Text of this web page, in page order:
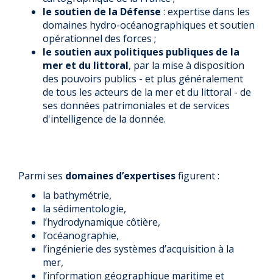
le soutien de la Défense : expertise dans les
domaines hydro-océanographiques et soutien
opérationnel des forces ;
le soutien aux politiques publiques de la
mer et du littoral, par la mise à disposition
des pouvoirs publics - et plus généralement
de tous les acteurs de la mer et du littoral - de
ses données patrimoniales et de services
d'intelligence de la donnée.
Parmi ses domaines d’expertisesfigurent :
la bathymétrie,
la sédimentologie,
l’hydrodynamique côtière,
l’océanographie,
l’ingénierie des systèmes d’acquisition à la
mer,
l’information géographique maritime et